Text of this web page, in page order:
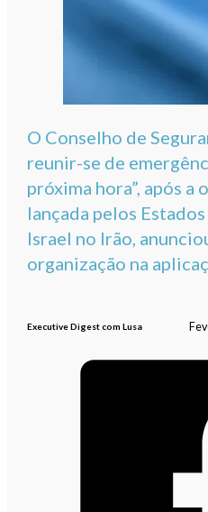
O Conselho de
reunir-se de
próxima hora”, após a
lançada pelos
Israel no Irão,
organização na
Executive Digest com Lusa